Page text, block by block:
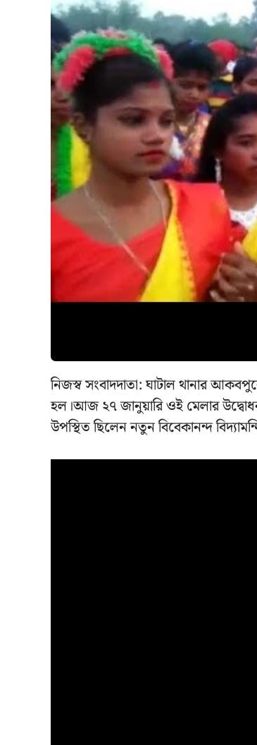
নিজস্ব সংবাদদাতা: ঘাটাল থানার
হল।আজ ২৭ জানুয়ারি ওই মেলার উদ্বোধন
উপস্থিত ছিলেন নতুন বিবেকানন্দ